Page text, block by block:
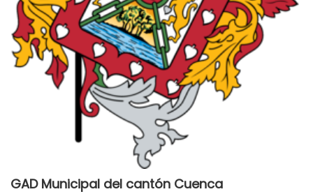
GAD Municipal del cantón Cuenca